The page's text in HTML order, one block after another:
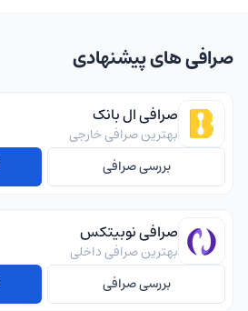
صرافی های پیشنهادی
صرافی ال بانک
بهترین صرافی خارجی
بررسی صرافی
صرافی نوبیتکس
بهترین صرافی داخلی
بررسی صرافی